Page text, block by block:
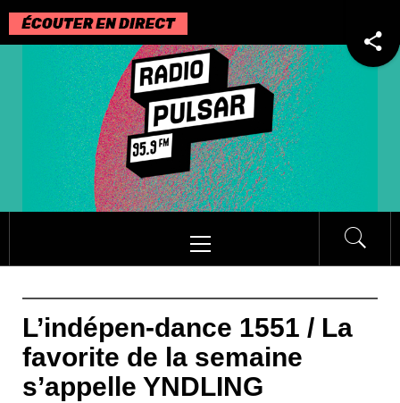
Passer
au
contenu
principal
L’indépen-dance 1551 / La
favorite de la semaine
s’appelle YNDLING